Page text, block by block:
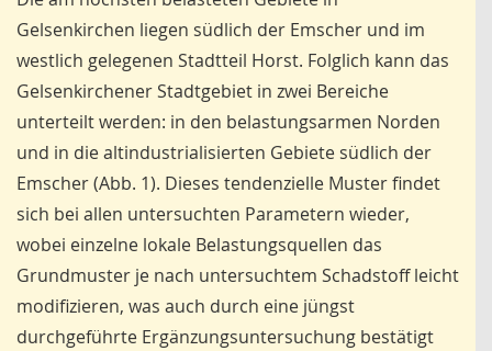
Gelsenkirchen liegen südlich der Emscher und im
westlich gelegenen Stadtteil Horst. Folglich kann das
Gelsenkirchener Stadtgebiet in zwei Bereiche
unterteilt werden: in den belastungsarmen Norden
und in die altindustrialisierten Gebiete südlich der
Emscher (Abb. 1). Dieses tendenzielle Muster findet
sich bei allen untersuchten Parametern wieder,
wobei einzelne lokale Belastungsquellen das
Grundmuster je nach untersuchtem Schadstoff leicht
modifizieren, was auch durch eine jüngst
durchgeführte Ergänzungsuntersuchung bestätigt